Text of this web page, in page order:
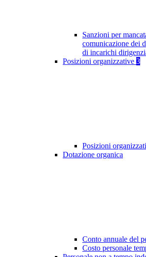
Sanzioni per
comunicazione dei
di incarichi
Posizioni organizzative 3
Posizioni
Dotazione organica
Conto annuale del
Costo personale